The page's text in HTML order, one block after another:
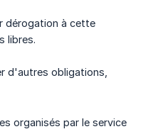
dérogation à cette
libres.
d'autres obligations,
organisés par le service